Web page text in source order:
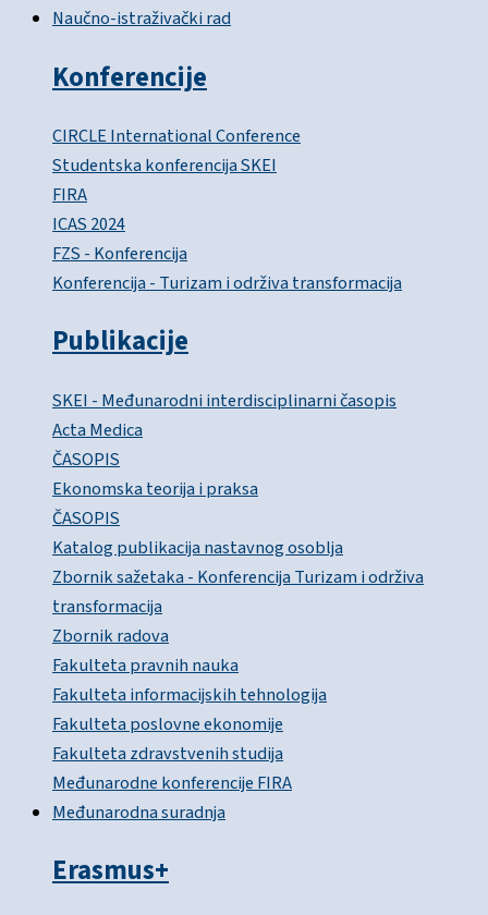
Naučno-istraživački rad
Konferencije
CIRCLE International Conference
Studentska konferencija SKEI
FIRA
ICAS 2024
FZS - Konferencija
Konferencija - Turizam i održiva transformacija
Publikacije
SKEI - Međunarodni interdisciplinarni časopis
Acta Medica
ČASOPIS
Ekonomska teorija i praksa
ČASOPIS
Katalog publikacija nastavnog osoblja
Zbornik sažetaka - Konferencija Turizam i održiva
transformacija
Zbornik radova
Fakulteta pravnih nauka
Fakulteta informacijskih tehnologija
Fakulteta poslovne ekonomije
Fakulteta zdravstvenih studija
Međunarodne konferencije FIRA
Međunarodna suradnja
Erasmus+